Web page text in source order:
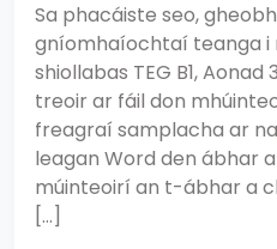
Sa phacáiste seo,
gníomhaíochtaí teanga i
shiollabas TEG B1,
treoir ar fáil don
freagraí samplacha ar
leagan Word den ábhar
múinteoirí an t-ábhar a
[…]